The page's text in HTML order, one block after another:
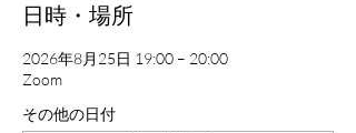
日時・場所
2026年8月25日 19:00 – 20:00
Zoom
その他の日付